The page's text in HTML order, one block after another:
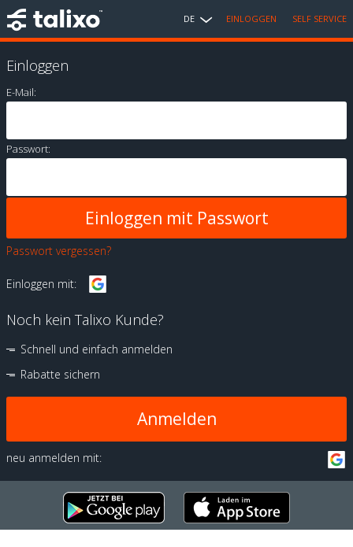
DE EINLOGGEN SELF SERVICE
Einloggen
E-Mail:
Passwort:
Passwort vergessen?
Einloggen mit:
Noch kein Talixo Kunde?
Schnell und einfach anmelden
Rabatte sichern
Anmelden
neu anmelden mit: